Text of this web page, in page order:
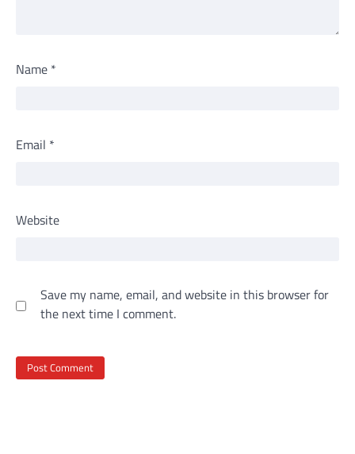
Name *
Email *
Website
Save my name, email, and website in this browser for
the next time I comment.